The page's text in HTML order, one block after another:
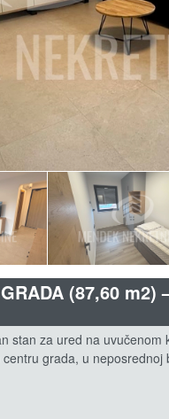
(87,60 m2)
stan za ured na
grada, u